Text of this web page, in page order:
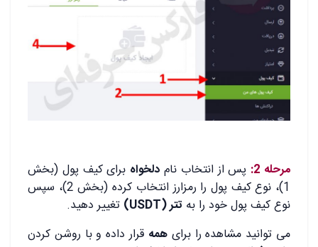
مرحله 2:
پس از انتخاب نام دلخواه برای کیف پول (بخش
1)، نوع کیف پول را رمزارز انتخاب کرده (بخش 2)، سپس
نوع کیف پول خود را به تتر (USDT
) تغییر دهید.
می توانید مشاهده را برایهمه قرار داده و با روشن کردن